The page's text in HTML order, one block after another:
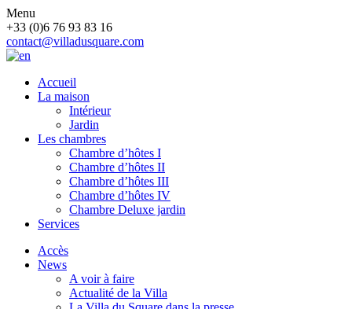
Menu
+33 (0)6 76 93 83 16
contact@villadusquare.com
Accueil
La maison
Intérieur
Jardin
Les chambres
Chambre d’hôtes I
Chambre d’hôtes II
Chambre d’hôtes III
Chambre d’hôtes IV
Chambre Deluxe jardin
Services
Accès
News
A voir à faire
Actualité de la Villa